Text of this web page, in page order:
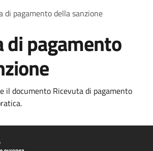
pane
di pagamento della sanzione
di pagamento
il documento Ricevuta di pagamento